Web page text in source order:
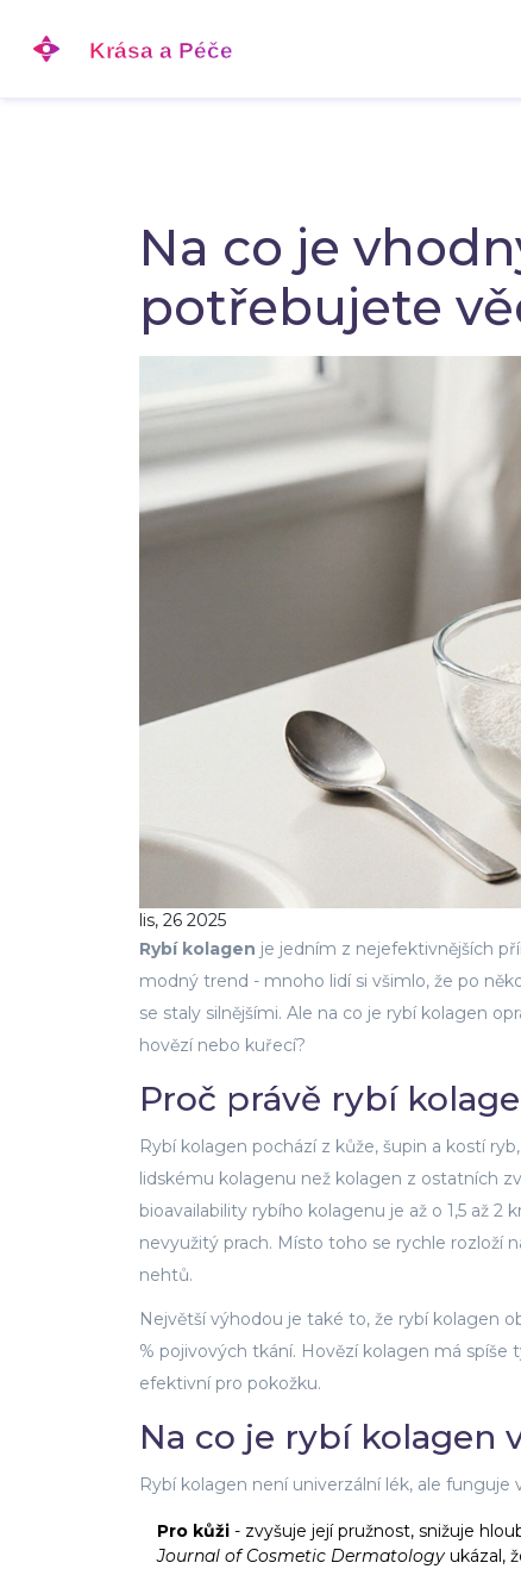
Na co je
potřebujete
lis, 26 2025
Rybí kolagen je jedním z nejefektivnějších
modný trend - mnoho lidí si všimlo, že po
se staly silnějšími. Ale na co je rybí kolagen
hovězí nebo kuřecí?
Proč právě rybí
Rybí kolagen pochází z kůže, šupin a kostí
lidskému kolagenu než kolagen z ostatních
bioavailability rybího kolagenu je až o 1,5 až
nevyužitý prach. Místo toho se rychle rozloží
nehtů.
Největší výhodou je také to, že rybí kolagen
% pojivových tkání. Hovězí kolagen má
efektivní pro pokožku.
Na co je rybí kolagen
Rybí kolagen není univerzální lék, ale
Pro kůži - zvyšuje její pružnost, snižuje
Journal of Cosmetic Dermatology ukázal,